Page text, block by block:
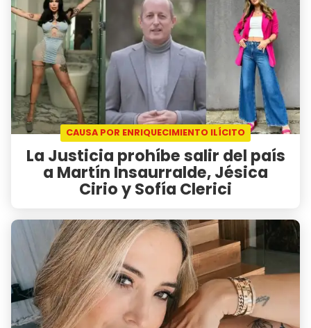
CAUSA POR ENRIQUECIMIENTO ILÍCITO
La Justicia prohíbe salir del país
a Martín Insaurralde, Jésica
Cirio y Sofía Clerici